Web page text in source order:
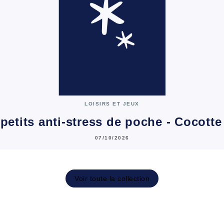
LOISIRS ET JEUX
anti-stress de poche -
07/10/2026
Voir toute la collection